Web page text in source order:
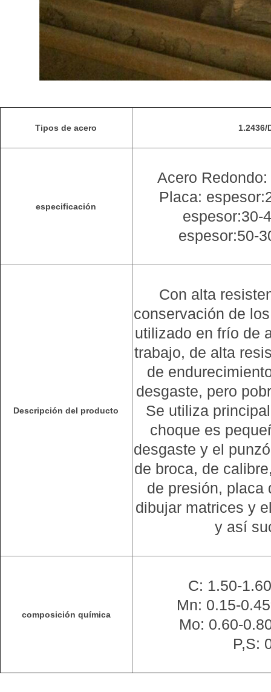
Tipos de acero 1.2436/
especificación
Acero
Placa:
espesor:50-
Descripción del producto
Con alta
conservación de
utilizado en frío de
trabajo, de alta
de
desgaste, pero
Se utiliza
choque es
desgaste y el
de broca, de
de presión, placa
dibujar matrices y
y así
composición química
C: 1.50-
Mn: 0.15-
Mo: 0.60-
P,S: